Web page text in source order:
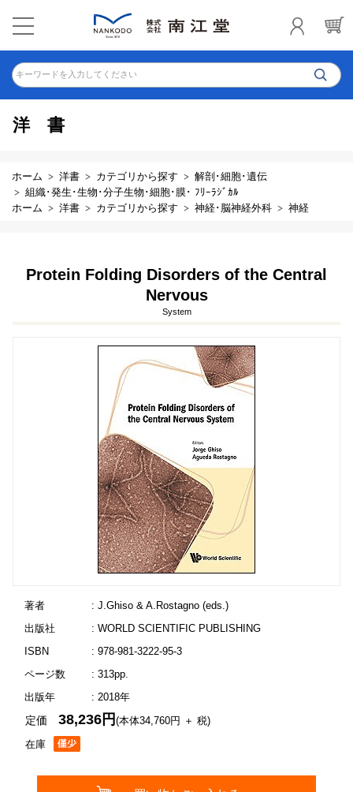
キーワードを入力してください
洋書
ホーム 洋書 カテゴリから探す
解剖･細胞･遺伝
組織･発生･生物･分子生物･細胞･膜･ ﾌﾘｰﾗｼﾞｶﾙ
ホーム
洋書 カテゴリから探す 神経･脳神経外科 神経
Protein Folding Disorders of the Central
Nervous
System
著者
: J.Ghiso & A.Rostagno (eds.)
出版社
: WORLD SCIENTIFIC PUBLISHING
ISBN
: 978-981-3222-95-3
ページ数
: 313pp.
出版年
: 2018年
在庫
定価38,236円(本体34,760円 ＋ 税)